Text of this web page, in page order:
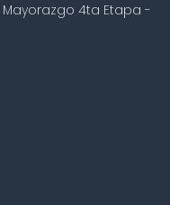
Mayorazgo 4ta Etapa -